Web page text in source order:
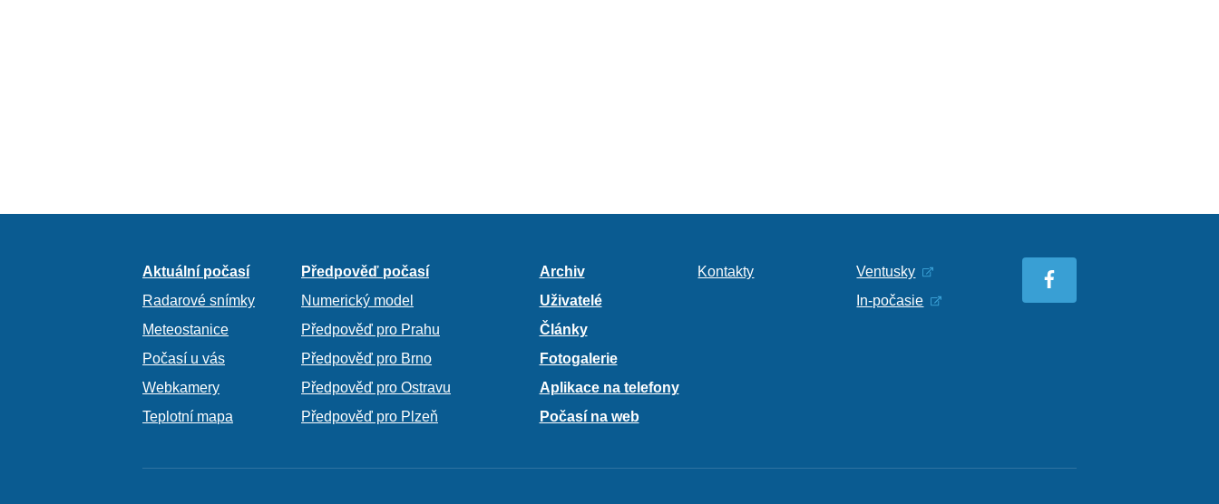
Aktuální počasí
Radarové snímky
Meteostanice
Počasí u vás
Webkamery
Teplotní mapa
Předpověď počasí
Numerický model
Předpověď pro Prahu
Předpověď pro Brno
Předpověď pro Ostravu
Předpověď pro Plzeň
Archiv
Uživatelé
Články
Fotogalerie
Aplikace na telefony
Počasí na web
Kontakty
Ventusky
In-počasie